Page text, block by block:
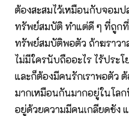
ต้องสะสมไว้เหมือนกับจอมป
ทรัพย์สมบัติ ทำแต่ดี ๆ ที่ถูก
ทรัพย์สมบัติพอตัว ถ้าฆราวา
ไม่มีใครนับถืออะไร ไร้ประ
และก็ต้องมีคนรักเราพอตัว
มากเหมือนกันมากอยู่ในโล
อยู่ด้วยความมีคนเกลียดชัง